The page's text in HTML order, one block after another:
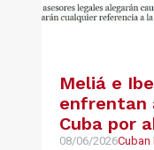
Meliá e
enfrentan
Cuba por
gestión de
08/06/2026Cuban